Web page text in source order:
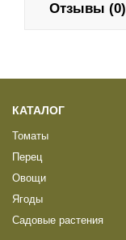
Отзывы (0)
КАТАЛОГ
Томаты
Перец
Овощи
Ягоды
Садовые растения